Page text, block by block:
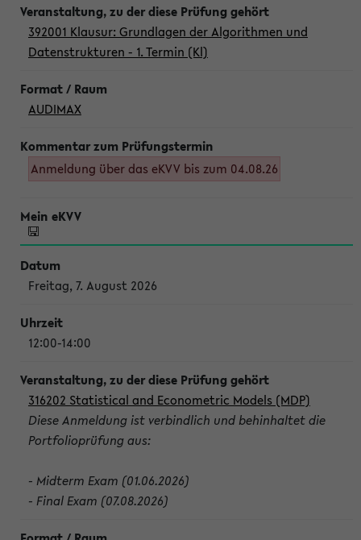
392001 Klausur: Grundlagen der Algorithmen und
Datenstrukturen - 1. Termin (Kl)
AUDIMAX
Anmeldung über das eKVV bis zum 04.08.26
Freitag, 7. August 2026
12:00-14:00
316202 Statistical and Econometric Models (MDP)
Diese Anmeldung ist verbindlich und behinhaltet die
Portfolioprüfung aus:
- Midterm Exam (01.06.2026)
- Final Exam (07.08.2026)